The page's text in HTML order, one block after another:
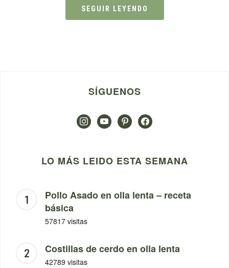
SEGUIR LEYENDO
SÍGUENOS
instagramyoutubepinterestfacebook
LO MÁS LEIDO ESTA SEMANA
Pollo Asado en olla lenta – receta
básica
57817 visitas
Costillas de cerdo en olla lenta
42789 visitas